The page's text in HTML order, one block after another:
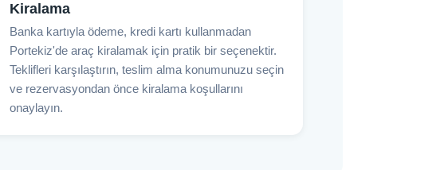
Kiralama
Banka kartıyla ödeme, kredi kartı kullanmadan
Portekiz'de araç kiralamak için pratik bir seçenektir.
Teklifleri karşılaştırın, teslim alma konumunuzu seçin
ve rezervasyondan önce kiralama koşullarını
onaylayın.